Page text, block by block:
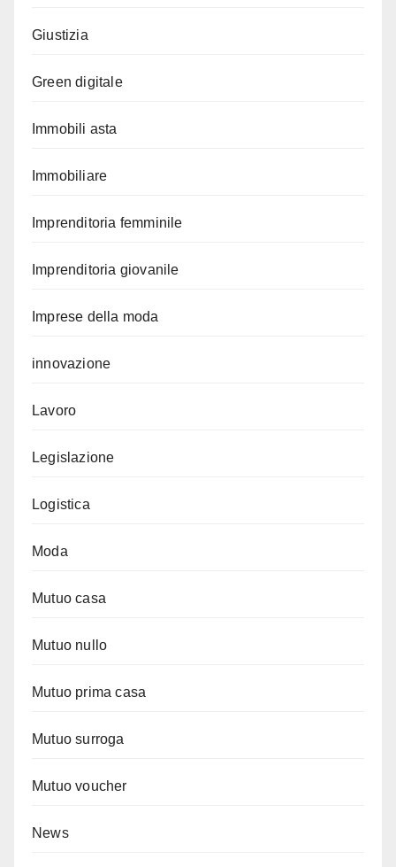
Giustizia
Green digitale
Immobili asta
Immobiliare
Imprenditoria femminile
Imprenditoria giovanile
Imprese della moda
innovazione
Lavoro
Legislazione
Logistica
Moda
Mutuo casa
Mutuo nullo
Mutuo prima casa
Mutuo surroga
Mutuo voucher
News